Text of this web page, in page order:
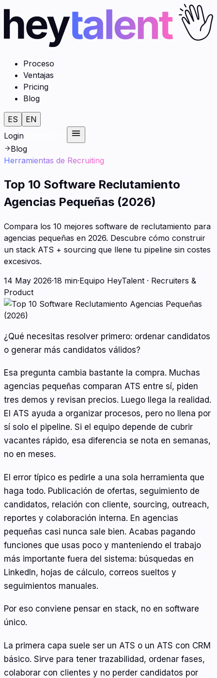
Proceso
Ventajas
Pricing
Blog
ES
EN
Login
Blog
Herramientas de Recruiting
Top 10 Software Reclutamiento
Agencias Pequeñas (2026)
Compara los 10 mejores software de reclutamiento para
agencias pequeñas en 2026. Descubre cómo construir
un stack ATS + sourcing que llene tu pipeline sin costes
excesivos.
14 May 2026·18 min·Equipo HeyTalent · Recruiters &
Product
¿Qué necesitas resolver primero: ordenar candidatos
o generar más candidatos válidos?
Esa pregunta cambia bastante la compra. Muchas
agencias pequeñas comparan ATS entre sí, piden
tres demos y revisan precios. Luego llega la realidad.
El ATS ayuda a organizar procesos, pero no llena por
sí solo el pipeline. Si el equipo depende de cubrir
vacantes rápido, esa diferencia se nota en semanas,
no en meses.
El error típico es pedirle a una sola herramienta que
haga todo. Publicación de ofertas, seguimiento de
candidatos, relación con cliente, sourcing, outreach,
reportes y colaboración interna. En agencias
pequeñas casi nunca sale bien. Acabas pagando
funciones que usas poco y manteniendo el trabajo
más importante fuera del sistema: búsquedas en
LinkedIn, hojas de cálculo, correos sueltos y
seguimientos manuales.
Por eso conviene pensar en stack, no en software
único.
La primera capa suele ser un ATS o un ATS con CRM
básico. Sirve para tener trazabilidad, ordenar fases,
colaborar con clientes y no perder candidatos por